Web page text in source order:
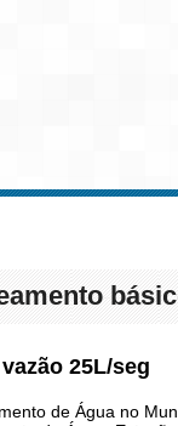
25L/seg
de Água no